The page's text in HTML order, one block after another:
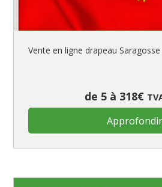
Vente en ligne drapeau Saragosse
de 5 à 318€
Approfondir